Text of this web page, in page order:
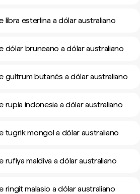
libra esterlina a dólar australiano
dólar bruneano a dólar australiano
gultrum butanés a dólar australiano
rupia indonesia a dólar australiano
tugrik mongol a dólar australiano
maldiva a dólar australiano
ringit malasio a dólar australiano